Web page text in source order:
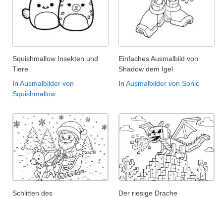
Squishmallow Insekten und
Tiere
In Ausmalbilder von
Squishmallow
Einfaches Ausmalbild von
Shadow dem Igel
In Ausmalbilder von Sonic
Schlitten des
Der riesige Drache